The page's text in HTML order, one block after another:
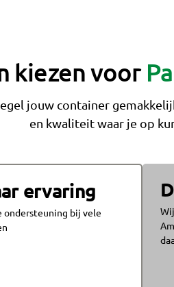
kiezen voor
jouw container
en kwaliteit waar je op
ervaring
ondersteuning bij vele